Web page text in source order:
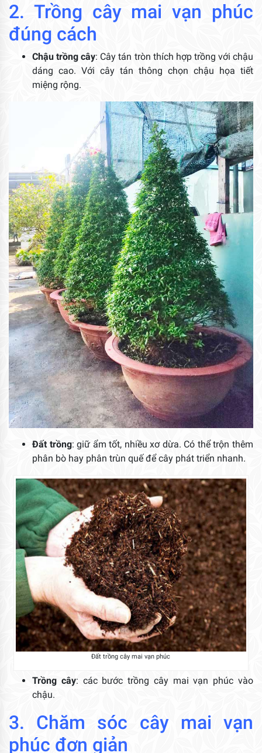
2. Trồng cây mai vạn phúc
đúng cách
Chậu trồng cây: Cây tán tròn thích hợp trồng với chậu
dáng cao. Với cây tán thông chọn chậu họa tiết
miệng rộng.
Đất trồng: giữ ẩm tốt, nhiều xơ dừa. Có thể trộn thêm
phân bò hay phân trùn quế để cây phát triển nhanh.
Đất trồng cây mai vạn phúc
Trồng cây: các bước trồng cây mai vạn phúc vào
chậu.
3. Chăm sóc cây mai vạn
phúc đơn giản